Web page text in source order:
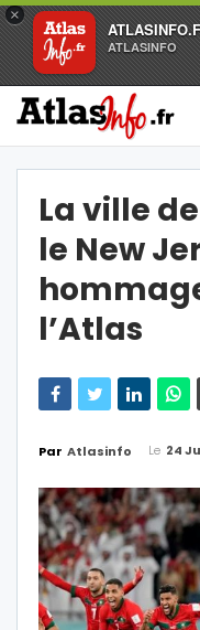
×
ATLASINFO
La ville
le New
l’Atlas
Par Atlasinfo Le 24